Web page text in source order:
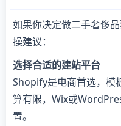
如果你决定做二手奢侈
操建议：
选择合适的建站平台
Shopify是电商首选，模
算有限，Wix或
置。